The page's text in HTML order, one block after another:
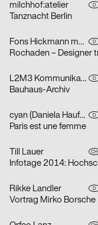
milchhof:atelier D
Tanznacht Berlin
Fons Hickmann m23, Werner Lieberknecht D
L2M3 Kommunikationsdesign D
Bauhaus-Archiv
cyan (Daniela Haufe + Detlef Fiedler) D
Paris est une femme
Till Lauer CH
Rikke Landler D
Vortrag Mirko Borsche